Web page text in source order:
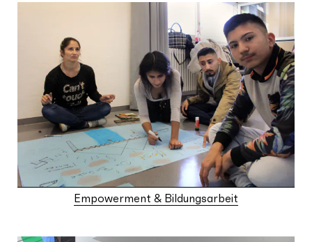
Empowerment & Bildungsarbeit